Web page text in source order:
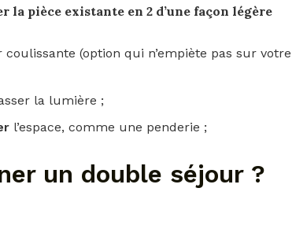
la pièce existante en 2 d’une façon légère
(option qui n’empiète pas sur votre
la lumière ;
l’espace, comme une penderie ;
un double séjour ?